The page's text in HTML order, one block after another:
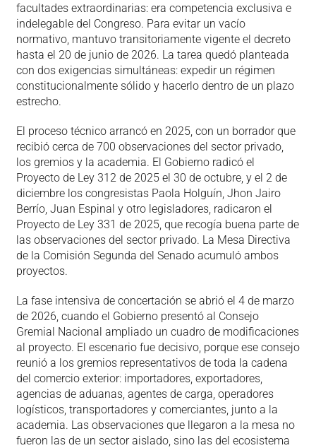
facultades extraordinarias: era competencia exclusiva e
indelegable del Congreso. Para evitar un vacío
normativo, mantuvo transitoriamente vigente el decreto
hasta el 20 de junio de 2026. La tarea quedó planteada
con dos exigencias simultáneas: expedir un régimen
constitucionalmente sólido y hacerlo dentro de un plazo
estrecho.
El proceso técnico arrancó en 2025, con un borrador que
recibió cerca de 700 observaciones del sector privado,
los gremios y la academia. El Gobierno radicó el
Proyecto de Ley 312 de 2025 el 30 de octubre, y el 2 de
diciembre los congresistas Paola Holguín, Jhon Jairo
Berrío, Juan Espinal y otro legisladores, radicaron el
Proyecto de Ley 331 de 2025, que recogía buena parte de
las observaciones del sector privado. La Mesa Directiva
de la Comisión Segunda del Senado acumuló ambos
proyectos.
La fase intensiva de concertación se abrió el 4 de marzo
de 2026, cuando el Gobierno presentó al Consejo
Gremial Nacional ampliado un cuadro de modificaciones
al proyecto. El escenario fue decisivo, porque ese consejo
reunió a los gremios representativos de toda la cadena
del comercio exterior: importadores, exportadores,
agencias de aduanas, agentes de carga, operadores
logísticos, transportadores y comerciantes, junto a la
academia. Las observaciones que llegaron a la mesa no
fueron las de un sector aislado, sino las del ecosistema